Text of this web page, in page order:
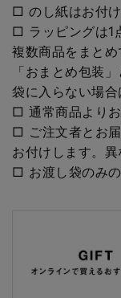
□ のし紙はお付け
□ ラッピングは1
複数商品をまと
「おまとめ包装
袋に入らない場合
□ 通常商品よりお
□ ご注文者とお
お付けします。異
□ お渡し袋のみの